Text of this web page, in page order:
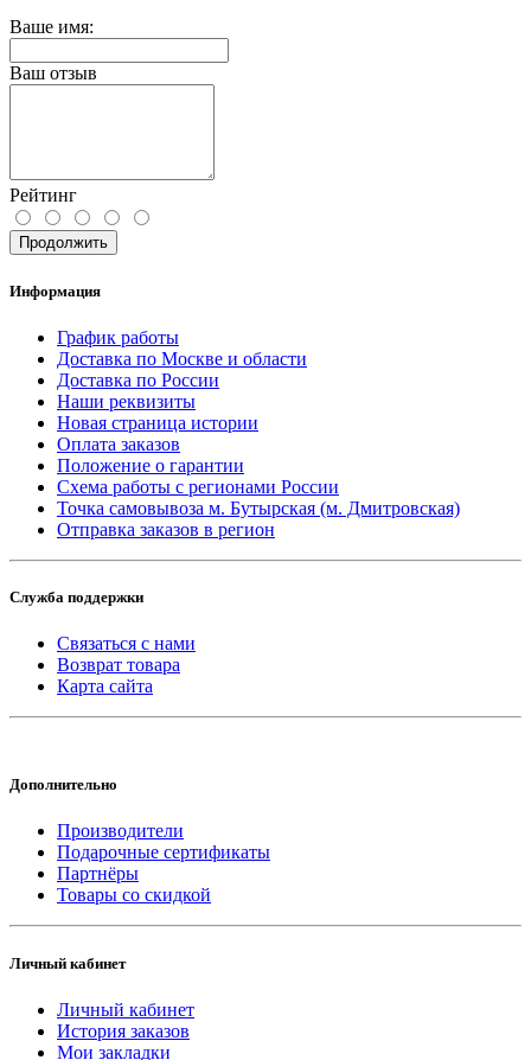
Ваше имя:
Ваш отзыв
Рейтинг
Продолжить
Информация
График работы
Доставка по Москве и области
Доставка по России
Наши реквизиты
Новая страница истории
Оплата заказов
Положение о гарантии
Схема работы с регионами России
Точка самовывоза м. Бутырская (м. Дмитровская)
Отправка заказов в регион
Служба поддержки
Связаться с нами
Возврат товара
Карта сайта
Дополнительно
Производители
Подарочные сертификаты
Партнёры
Товары со скидкой
Личный кабинет
Личный кабинет
История заказов
Мои закладки